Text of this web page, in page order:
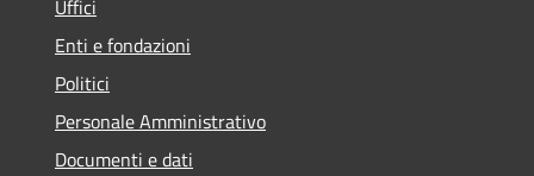
Uffici
Enti e fondazioni
Politici
Personale Amministrativo
Documenti e dati